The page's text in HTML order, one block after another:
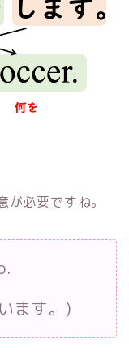
必要ですね。
ます。)